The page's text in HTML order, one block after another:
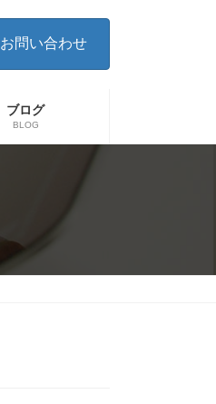
お問い合わせ
ブログ
BLOG